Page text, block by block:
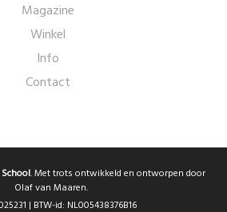
Magazine
Winkel
Info
Contact
. Met trots ontwikkeld en ontworpen door
Olaf van Maaren.
| BTW-id: NL005438376B16